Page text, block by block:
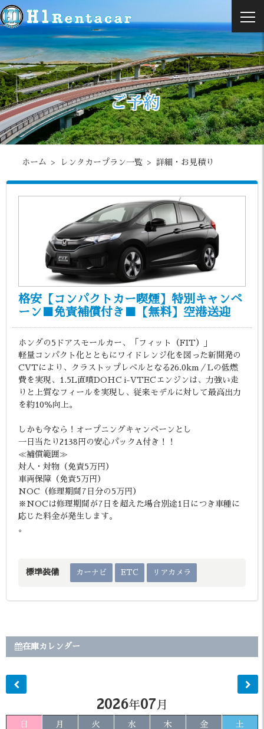
ご予約
ホーム レンタカープラン一覧 詳細・お見積り
格安【コンパクトカー喫煙】特別キャンペ
ーン■免責補償付き■【無料】空港送迎
ホンダの5ドアスモールカー、「フィット（FIT）」
軽量コンパクト化とともにワイドレンジ化を図った新開発の
CVTにより、クラストップレベルとなる26.0km／Lの低燃
費を実現、1.5L直噴DOHC i-VTECエンジンは、力強い走
りと上質なフィールを実現し、従来モデルに対して最高出力
を約10％向上。
しかも今なら！オープニングキャンペーンとし
一日当たり2138円の安心パックA付き！！
≪補償範囲≫
対人・対物（免責5万円）
車両保障（免責5万円）
NOC（修理期間7日分の5万円）
※NOCは修理期間が7日を超えた場合別途1日につき車種に
応じた料金が発生します。
。
標準装備 カーナビ ETC リアカメラ
在庫カレンダー
2026年07 月
日 月 火 水 木 金 土